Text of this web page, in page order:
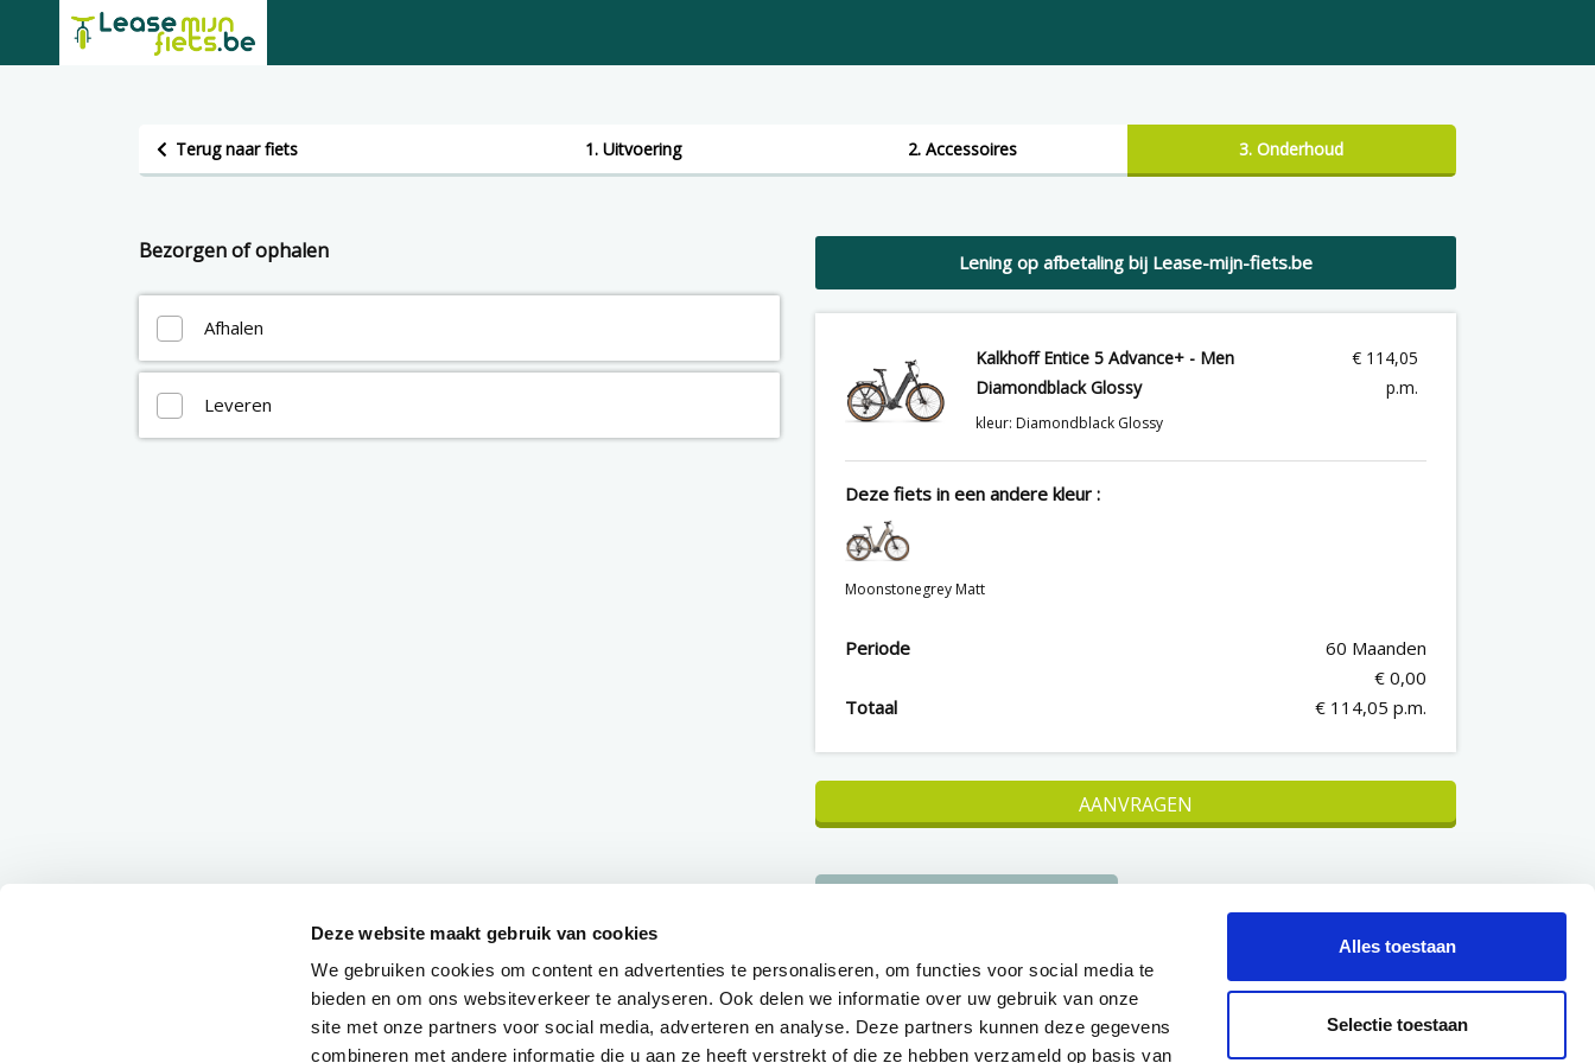
Deze website maakt gebruik van cookies
We gebruiken cookies om content en advertenties te personaliseren, om functies voor social media te
bieden en om ons websiteverkeer te analyseren. Ook delen we informatie over uw gebruik van onze
site met onze partners voor social media, adverteren en analyse. Deze partners kunnen deze gegevens
combineren met andere informatie die u aan ze heeft verstrekt of die ze hebben verzameld op basis van
Alles toestaan
Selectie toestaan
Terug naar fiets 1. Uitvoering 2. Accessoires 3. Onderhoud
Bezorgen of ophalen
Afhalen
Leveren
Lening op afbetaling bij Lease-mijn-fiets.be
Kalkhoff Entice 5 Advance+ - Men
Diamondblack Glossy
kleur: Diamondblack Glossy
€ 114,05
p.m.
Deze fiets in een andere kleur :
Moonstonegrey Matt
Periode
60 Maanden
€ 0,00
Totaal
€ 114,05 p.m.
AANVRAGEN
Direct eigenaar van de fiets
Geen eenmalige hoge uitgave
Binnen 1 werkdag duidelijkheid
over je aanvraag
Vast maandbedrag, vooraf